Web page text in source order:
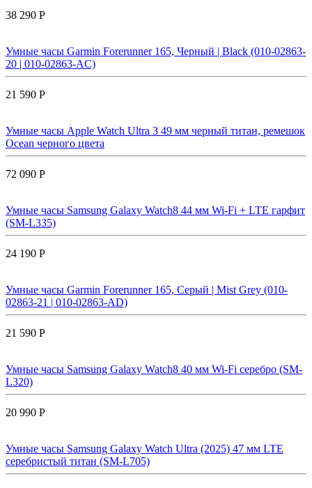
38 290 Р
Умные часы Garmin Forerunner 165, Черный | Black (010-02863-
20 | 010-02863-AC)
21 590 Р
Умные часы Apple Watch Ultra 3 49 мм черный титан, ремешок
Ocean черного цвета
72 090 Р
Умные часы Samsung Galaxy Watch8 44 мм Wi-Fi + LTE гарфит
(SM-L335)
24 190 Р
Умные часы Garmin Forerunner 165, Серый | Mist Grey (010-
02863-21 | 010-02863-AD)
21 590 Р
Умные часы Samsung Galaxy Watch8 40 мм Wi-Fi серебро (SM-
L320)
20 990 Р
Умные часы Samsung Galaxy Watch Ultra (2025) 47 мм LTE
серебристый титан (SM-L705)